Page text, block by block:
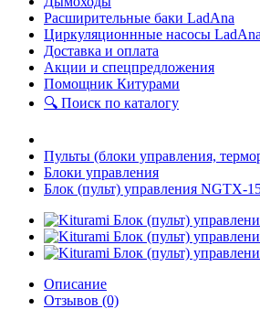
Расширительные баки LadAna
Циркуляционнные насосы LadAna
Доставка и оплата
Акции и спецпредложения
Помощник Китурами
🔍 Поиск по каталогу
Пульты (блоки управления,
Блоки управления
Блок (пульт) управления
Описание
Отзывов (0)